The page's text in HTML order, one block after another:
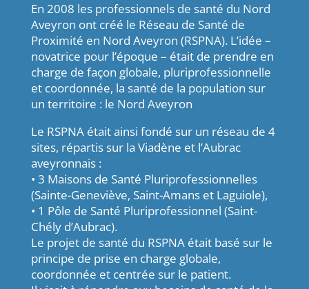
En 2008 les professionnels de santé du Nord
Aveyron ont créé le Réseau de Santé de
Proximité en Nord Aveyron (RSPNA). L’idée –
novatrice pour l’époque – était de prendre en
charge de façon globale, pluriprofessionnelle
et coordonnée, la santé de la population sur
un territoire : le Nord Aveyron
Le RSPNA était ainsi fondé sur un réseau de 4
sites, répartis sur la Viadène et l’Aubrac
aveyronnais :
• 3 Maisons de Santé Pluriprofessionnelles
(Sainte-Geneviève, Saint-Amans et Laguiole),
• 1 Pôle de Santé Pluriprofessionnel (Saint-
Chély d’Aubrac).
Le projet de santé du RSPNA était basé sur le
principe de prise en charge globale,
coordonnée et centrée sur le patient.